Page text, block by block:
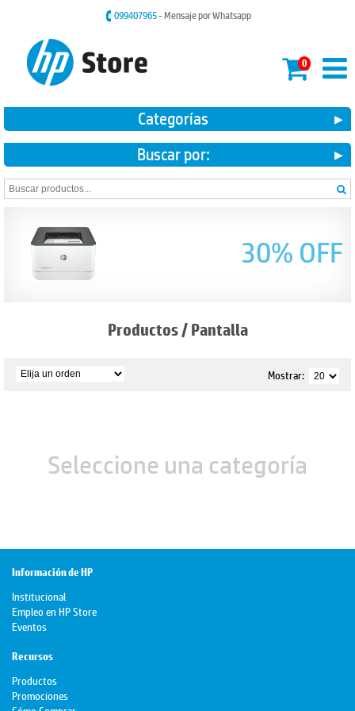
099407965- Mensaje por Whatsapp
0
Categorías
Buscar por:
30% OFF
Productos/Pantalla
Mostrar:
Seleccione una categoría
Información de HP
Institucional
Empleo en HP Store
Eventos
Recursos
Productos
Promociones